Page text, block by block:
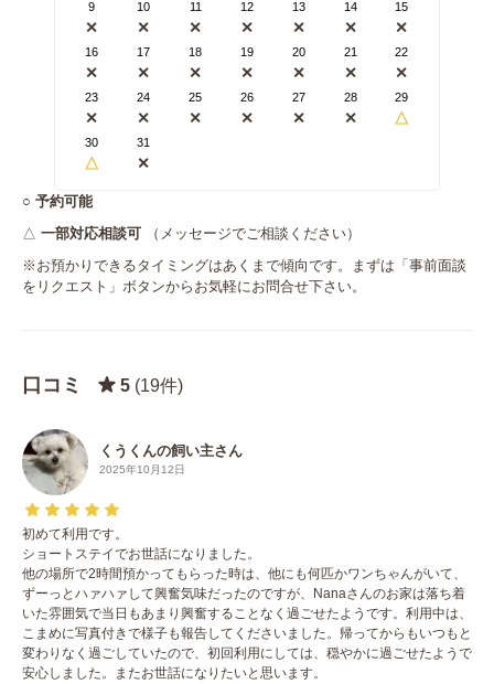
9
✕
10
✕
11
✕
12
✕
13
✕
14
✕
15
✕
16
✕
17
✕
18
✕
19
✕
20
✕
21
✕
22
✕
23
✕
24
✕
25
✕
26
✕
27
✕
28
✕
29
△
30
△
31
✕
○ 予約可能
△ 一部対応相談可
（メッセージでご相談ください）
※お預かりできるタイミングはあくまで傾向です。まずは「事前面談
をリクエスト」ボタンからお気軽にお問合せ下さい。
口コミ 5 (19件)
くうくんの飼い主さん
2025年10月12日
初めて利用です。
ショートステイでお世話になりました。
他の場所で2時間預かってもらった時は、他にも何匹かワンちゃんがいて、
ずーっとハァハァして興奮気味だったのですが、Nanaさんのお家は落ち着
いた雰囲気で当日もあまり興奮することなく過ごせたようです。利用中は、
こまめに写真付きで様子も報告してくださいました。帰ってからもいつもと
変わりなく過ごしていたので、初回利用にしては、穏やかに過ごせたようで
安心しました。またお世話になりたいと思います。